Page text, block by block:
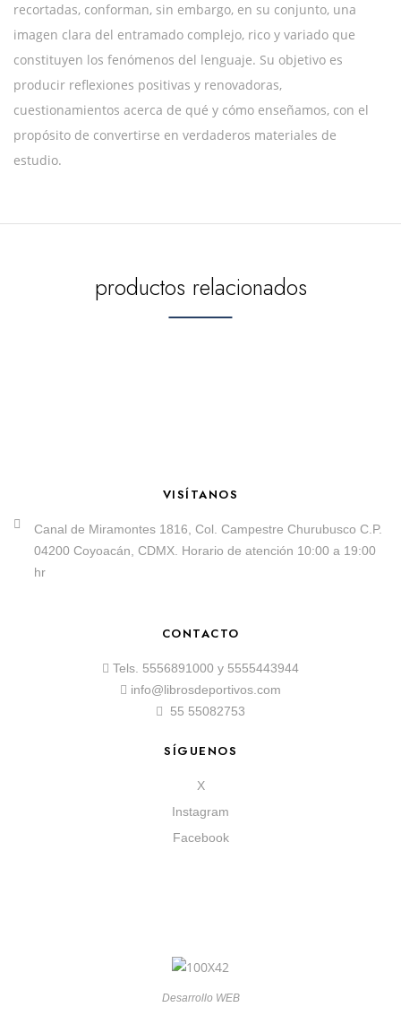
recortadas, conforman, sin embargo, en su conjunto, una
imagen clara del entramado complejo, rico y variado que
constituyen los fenómenos del lenguaje. Su objetivo es
producir reflexiones positivas y renovadoras,
cuestionamientos acerca de qué y cómo enseñamos, con el
propósito de convertirse en verdaderos materiales de
estudio.
productos relacionados
VISÍTANOS
Canal de Miramontes 1816, Col. Campestre Churubusco C.P.
04200 Coyoacán, CDMX. Horario de atención 10:00 a 19:00
hr
CONTACTO
Tels. 5556891000 y 5555443944
info@librosdeportivos.com
55 55082753
SÍGUENOS
X
Instagram
Facebook
Desarrollo WEB